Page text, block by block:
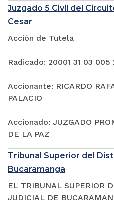
Juzgado 5 Civil del
Cesar
Acción de Tutela
Radicado: 20001 31 03
Accionante: RICARDO
PALACIO
Accionado: JUZGADO
DE LA PAZ
Tribunal Superior del
Bucaramanga
EL TRIBUNAL SUPERIOR
JUDICIAL DE